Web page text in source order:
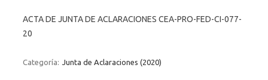
ACTA DE JUNTA DE ACLARACIONES CEA-PRO-FED-CI-077-
20
Categoría: Junta de Aclaraciones (2020)